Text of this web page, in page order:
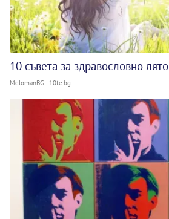
10 съвета за здравословно лято
MelomanBG - 10te.bg